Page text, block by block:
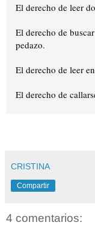
El derecho de leer
El derecho de
pedazo.
El derecho de leer
El derecho de
CRISTINA
Compartir
4 comentarios: